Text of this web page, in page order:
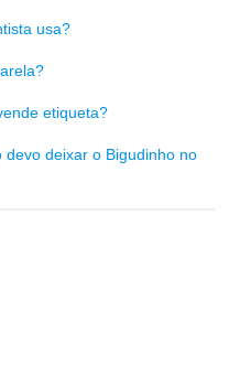
usa?
etiqueta?
devo deixar o Bigudinho no